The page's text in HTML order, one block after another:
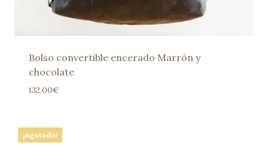
Bolso convertible encerado Marrón y
chocolate
132,00€
¡Agotado!